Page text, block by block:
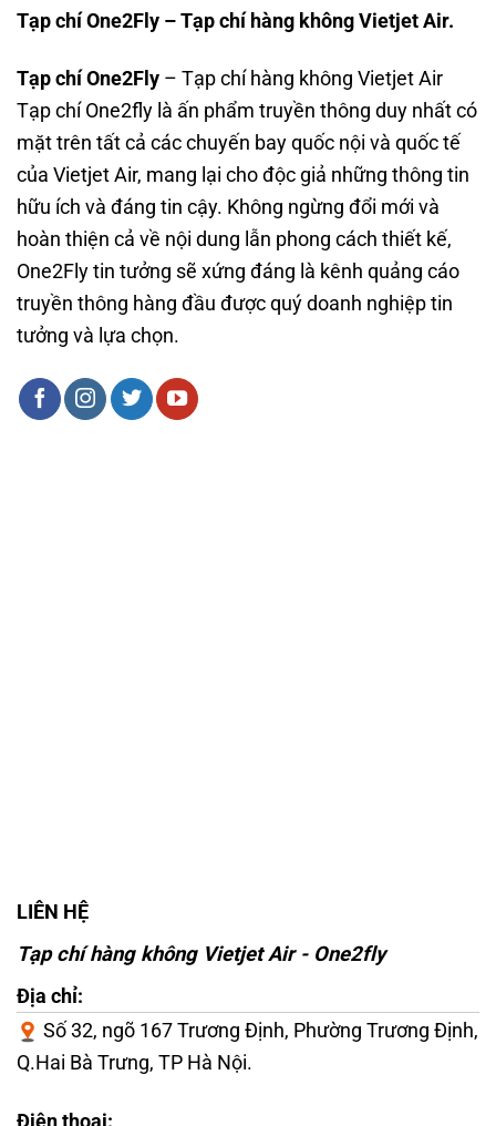
Tạp chí One2Fly – Tạp chí hàng không Vietjet Air.
Tạp chí One2Fly – Tạp chí hàng không Vietjet Air
Tạp chí One2fly là ấn phẩm truyền thông duy nhất có
mặt trên tất cả các chuyến bay quốc nội và quốc tế
của Vietjet Air, mang lại cho độc giả những thông tin
hữu ích và đáng tin cậy. Không ngừng đổi mới và
hoàn thiện cả về nội dung lẫn phong cách thiết kế,
One2Fly tin tưởng sẽ xứng đáng là kênh quảng cáo
truyền thông hàng đầu được quý doanh nghiệp tin
tưởng và lựa chọn.
LIÊN HỆ
Tạp chí hàng không Vietjet Air - One2fly
Địa chỉ:
Số 32, ngõ 167 Trương Định, Phường Trương Định,
Q.Hai Bà Trưng, TP Hà Nội.
Điện thoại: